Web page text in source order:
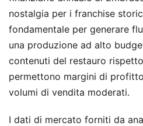
nostalgia per i franchise
fondamentale per generare
una produzione ad alto
contenuti del restauro
permettono margini di
volumi di vendita moderati.
I dati di mercato forniti da